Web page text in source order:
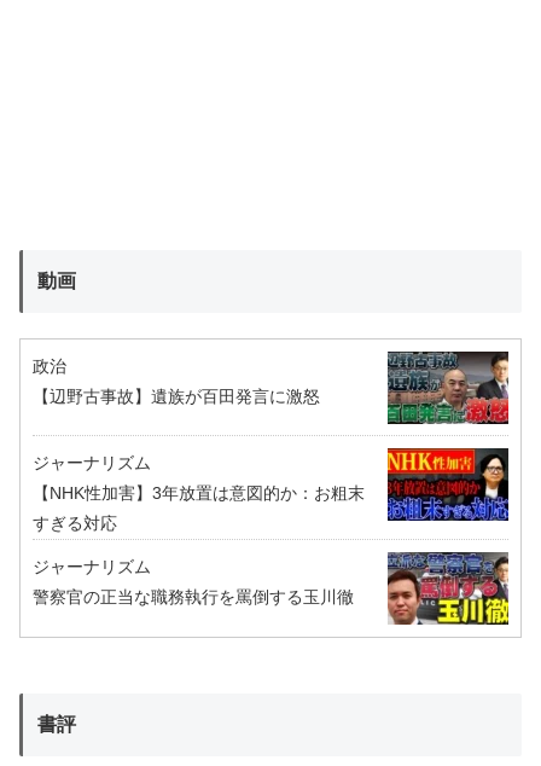
動画
政治
【辺野古事故】遺族が百田発言に激怒
ジャーナリズム
【NHK性加害】3年放置は意図的か：お粗末
すぎる対応
ジャーナリズム
警察官の正当な職務執行を罵倒する玉川徹
書評